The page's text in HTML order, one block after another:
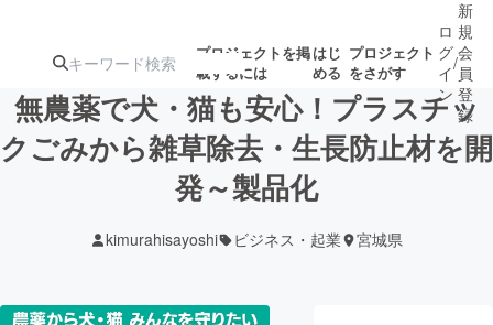
プロジェクトを掲
載するには
はじ
める
プロジェクト
をさがす
注目の新着プロ募集終了が近いプ
ロ
グ
イ
ン
/
新
規
会
員
登
録
無農薬で犬・猫も安心！プラスチッ
クごみから雑草除去・生長防止材を開
発～製品化
kimurahisayoshi ビジネス・起業 宮城県